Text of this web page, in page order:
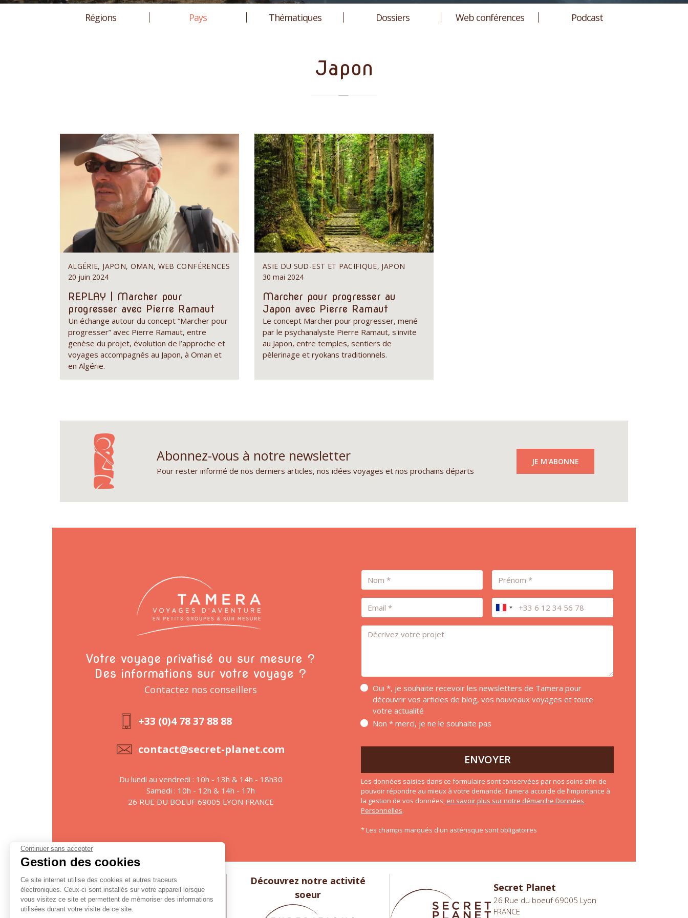
Régions Pays Thématiques Dossiers Web conférences Podcast
Japon
ALGÉRIE, JAPON, OMAN, WEB CONFÉRENCES
20 juin 2024
REPLAY | Marcher pour
progresser avec Pierre Ramaut
Un échange autour du concept “Marcher pour
progresser” avec Pierre Ramaut, entre
genèse du projet, évolution de l’approche et
voyages accompagnés au Japon, à Oman et
en Algérie.
ASIE DU SUD-EST ET PACIFIQUE, JAPON
30 mai 2024
Marcher pour progresser au
Japon avec Pierre Ramaut
Le concept Marcher pour progresser, mené
par le psychanalyste Pierre Ramaut, s'invite
au Japon, entre temples, sentiers de
pèlerinage et ryokans traditionnels.
Abonnez-vous à notre newsletter
Pour rester informé de nos derniers articles, nos idées voyages et nos prochains départs
JE M'ABONNE
Votre voyage privatisé ou sur mesure ?
Des informations sur votre voyage ?
Contactez nos conseillers
+33 (0)4 78 37 88 88
contact@secret-planet.com
Du lundi au vendredi : 10h - 13h & 14h - 18h30
Samedi : 10h - 12h & 14h - 17h
26 RUE DU BOEUF 69005 LYON FRANCE
Nom Prénom
Email Téléphone
Message *
Oui *, je souhaite recevoir les newsletters de Tamera pour
découvrir vos articles de blog, vos nouveaux voyages et toute
votre actualité
Non * merci, je ne le souhaite pas
ENVOYER
Les données saisies dans ce formulaire sont conservées par nos soins afin de
pouvoir répondre au mieux à votre demande. Tamera accorde de l’importance à
la gestion de vos données, en savoir plus sur notre démarche Données
Personnelles.
* Les champs marqués d'un astérisque sont obligatoires
Suivez-nous
Découvrez notre activité
soeur
Secret Planet
26 Rue du boeuf 69005 Lyon
FRANCE
Continuer sans accepter
Gestion des cookies
Ce site internet utilise des cookies et autres traceurs
électroniques. Ceux-ci sont installés sur votre appareil lorsque
vous visitez ce site et permettent de mémoriser des informations
utilisées durant votre visite de ce site.